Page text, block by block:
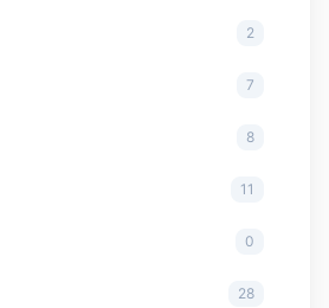
2
7
8
11
0
28